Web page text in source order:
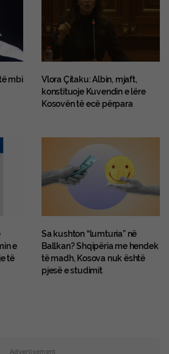
mbi
Vlora Çitaku: Albin, mjaft,
konstituoje Kuvendin e lëre
Kosovën të ecë përpara
e
të
Sa kushton “lumturia” në
Ballkan? Shqipëria me hendek
të madh, Kosova nuk është
pjesë e studimit
Advertisement